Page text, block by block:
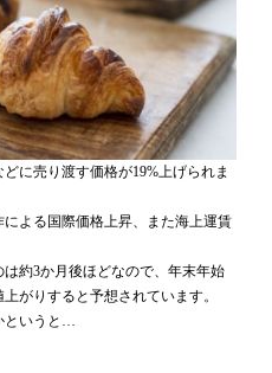
に売り渡す価格が19%上げられま
よる国際価格上昇、また海上運賃
約3か月後ほどなので、年末年始
がりすると予想されています。
いうと…